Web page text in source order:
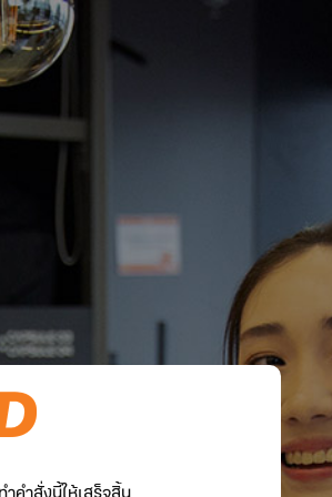
คำสั่งนี้ให้เสร็จสิ้น